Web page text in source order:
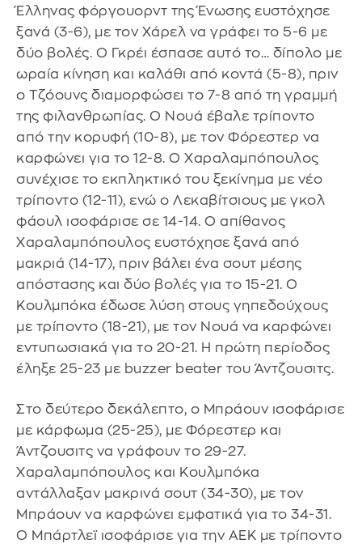
Έλληνας φόργουορντ της Ένωσης ευστόχησε
ξανά (3-6), με τον Χάρελ να γράφει το 5-6 με
δύο βολές. Ο Γκρέι έσπασε αυτό το… δίπολο με
ωραία κίνηση και καλάθι από κοντά (5-8), πριν
ο Τζόουνς διαμορφώσει το 7-8 από τη γραμμή
της φιλανθρωπίας. Ο Νουά έβαλε τρίποντο
από την κορυφή (10-8), με τον Φόρεστερ να
καρφώνει για το 12-8. Ο Χαραλαμπόπουλος
συνέχισε το εκπληκτικό του ξεκίνημα με νέο
τρίποντο (12-11), ενώ ο Λεκαβίτσιους με γκολ
φάουλ ισοφάρισε σε 14-14. Ο απίθανος
Χαραλαμπόπουλος ευστόχησε ξανά από
μακριά (14-17), πριν βάλει ένα σουτ μέσης
απόστασης και δύο βολές για το 15-21. Ο
Κουλμπόκα έδωσε λύση στους γηπεδούχους
με τρίποντο (18-21), με τον Νουά να καρφώνει
εντυπωσιακά για το 20-21. Η πρώτη περίοδος
έληξε 25-23 με buzzer beater του Άντζουσιτς.
Στο δεύτερο δεκάλεπτο, ο Μπράουν ισοφάρισε
με κάρφωμα (25-25), με Φόρεστερ και
Άντζουσιτς να γράφουν το 29-27.
Χαραλαμπόπουλος και Κουλμπόκα
αντάλλαξαν μακρινά σουτ (34-30), με τον
Μπράουν να καρφώνει εμφατικά για το 34-31.
Ο Μπάρτλεϊ ισοφάρισε για την ΑΕΚ με τρίποντο